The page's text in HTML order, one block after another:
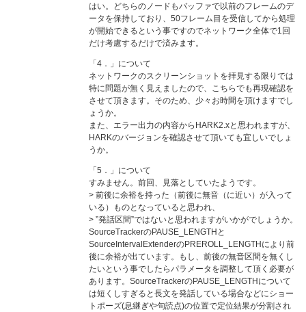
はい。どちらのノードもバッファで以前のフレームのデ
ータを保持しており、50フレーム目を受信してから処理
が開始できるという事ですのでネットワーク全体で1回
だけ考慮するだけで済みます。
「4．」について
ネットワークのスクリーンショットを拝見する限りでは
特に問題が無く見えましたので、こちらでも再現確認を
させて頂きます。そのため、少々お時間を頂けますでし
ょうか。
また、エラー出力の内容からHARK2.xと思われますが、
HARKのバージョンを確認させて頂いても宜しいでしょ
うか。
「5．」について
すみません。前回、見落としていたようです。
> 前後に余裕を持った（前後に無音（に近い）が入って
いる）ものとなっていると思われ、
> ”発話区間”ではないと思われますがいかがでしょうか。
SourceTrackerのPAUSE_LENGTHと
SourceIntervalExtenderのPREROLL_LENGTHにより前
後に余裕が出ています。もし、前後の無音区間を無くし
たいという事でしたらパラメータを調整して頂く必要が
あります。SourceTrackerのPAUSE_LENGTHについて
は短くしすぎると長文を発話している場合などにショー
トポーズ(息継ぎや句読点)の位置で定位結果が分割され